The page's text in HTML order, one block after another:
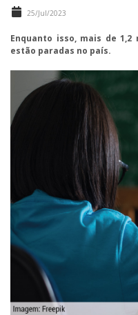
25/Jul/2023
Enquanto isso, mais de
estão paradas no país.